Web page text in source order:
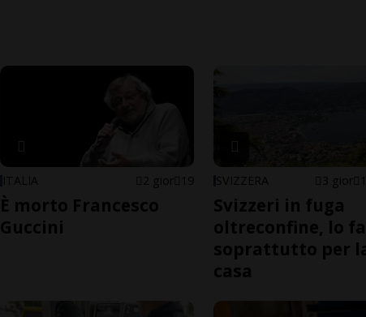
ITALIA 2 gior 19
È morto Francesco
Guccini
SVIZZERA 3 gior
Svizzeri in fuga
oltreconfine, lo
soprattutto per
casa